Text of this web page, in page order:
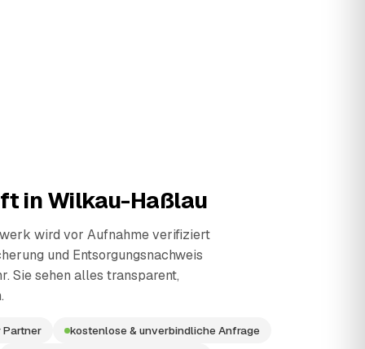
inWilkau-Haßlau
wird vor Aufnahme verifiziert
und Entsorgungsnachweis
Sie sehen alles transparent,
Partner kostenlose & unverbindliche Anfrage